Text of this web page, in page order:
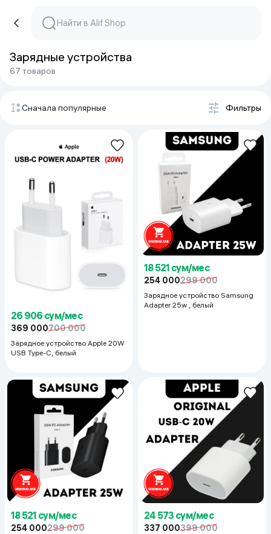
Зарядные устройства
67 товаров
Сначала популярные Фильтры
26 906 сум/мес
369 000700 000
Зарядное устройство Apple 20W
USB Type-С, белый
18 521 сум/мес
254 000299 000
Зарядное устройство Samsung
Adapter 25w , белый
18 521 сум/мес
254 000299 000
24 573 сум/мес
337 000399 000